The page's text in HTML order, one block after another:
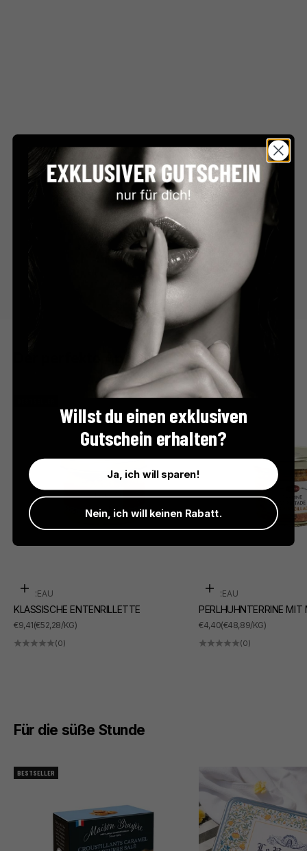
Der perfekte Apéro
In den Warenkorb
SUDREAU
KLASSISCHE ENTENRILLETTE
ANGEBOT
€9,41(€52,28/KG)
(0)
In den Warenkorb
SUDREAU
PERLHUHNTERRINE MIT
ANGEBOT
€4,40(€48,89/KG)
(0)
Für die süße Stunde
BESTSELLER
Willst du einen exklusiven
Gutschein erhalten?
Ja, ich will sparen!
Nein, ich will keinen Rabatt.